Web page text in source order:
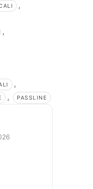
,
,
,
, PASSLINE